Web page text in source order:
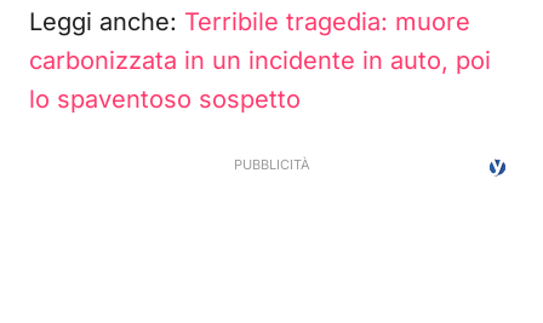
Leggi anche: Terribile tragedia: muore
carbonizzata in un incidente in auto, poi
lo spaventoso sospetto